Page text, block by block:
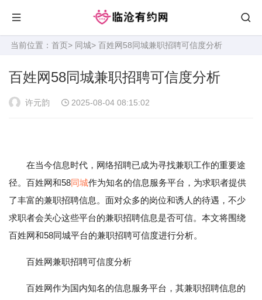
当前位置： 首页> 同城> 百姓网58同城兼职招聘可信度分析
百姓网58同城兼职招聘可信度分析
许元韵 2025-08-04 08:15:02
在当今信息时代，网络招聘已成为寻找兼职工作的重要途
径。百姓网和58同城作为知名的信息服务平台，为求职者提供
了丰富的兼职招聘信息。面对众多的岗位和诱人的待遇，不少
求职者会关心这些平台的兼职招聘信息是否可信。本文将围绕
百姓网和58同城平台的兼职招聘可信度进行分析。
百姓网兼职招聘可信度分析
百姓网作为国内知名的信息服务平台，其兼职招聘信息的